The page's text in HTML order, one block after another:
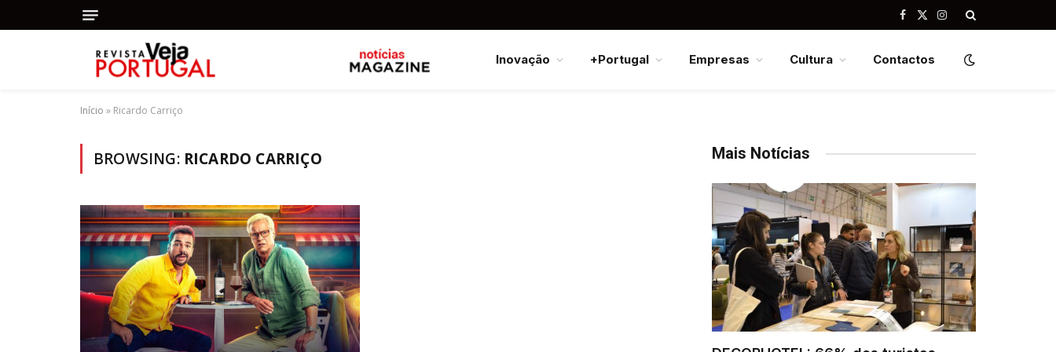
Facebook
X
Instagram
Inovação +Portugal Empresas Cultura Contactos
Início » Ricardo Carriço
BROWSING: RICARDO CARRIÇO Mais Notícias